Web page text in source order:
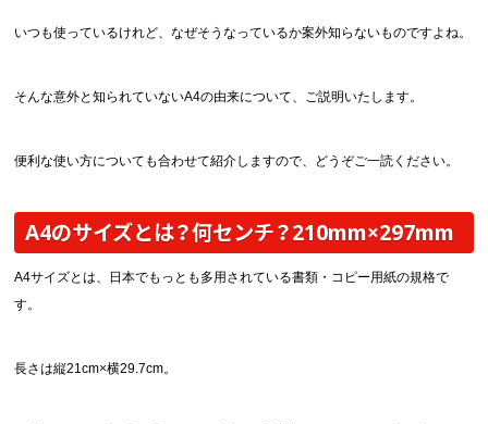
いつも使っているけれど、なぜそうなっているか案外知らないものですよね。
そんな意外と知られていないA4の由来について、ご説明いたします。
便利な使い方についても合わせて紹介しますので、どうぞご一読ください。
A4のサイズとは？何センチ？210mm×297mm
A4サイズとは、日本でもっとも多用されている書類・コピー用紙の規格で
す。
長さは縦21cm×横29.7cm。
画面表示操作
注文
校正・印刷
お支払い